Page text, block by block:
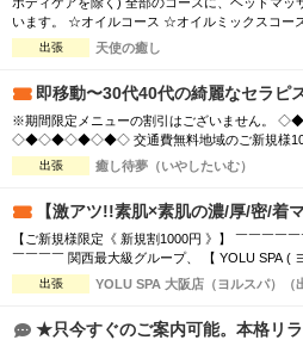
います。 ☆オイルコース ☆オイルミックスコース 90分 ￥13,000→¥12,000 120分
￥16,000→¥15,000 150分 ￥20,000→¥19,000 180分
ケアマッサージコース 90分 ￥
出張 天使の癒し
即移動〜30代40代の綺麗なセラピ
※期間限定メニューの割引はございま
◇◆◇◆◇◆◇◆◇ 交通費無料地域のご新規様
0円 120分16,000円→15,000円 150分20,000
◆◇◆◇◆◇◆◇◆◇◆◇◆◇◆◇◆◇◆◇ 市内の交通
出張 癒し待夢（いやしたいむ）
【激アツ!!素肌×素肌の濃/厚/密/着
【ご新規様限定《 新規割1000円 》】 ￣￣￣￣￣￣￣￣￣【店舗説明】￣￣￣￣￣
￣￣￣￣ 関西最大級グループ、 【 YOLU SPA ( ヨルスパ ) 】が日本橋にOPEN！
あなたの常識を超える、 「五感ブチヌクとびき
様に、選ばれる、愛される、ハマってしまう、
出張 YOLU SPA 大阪店（ヨルスパ）（
★只今すぐのご案内可能。本格リラ